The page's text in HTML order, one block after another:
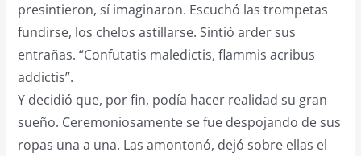
presintieron, sí imaginaron. Escuchó las trompetas
fundirse, los chelos astillarse. Sintió arder sus
entrañas. “Confutatis maledictis, flammis acribus
addictis”.
Y decidió que, por fin, podía hacer realidad su gran
sueño. Ceremoniosamente se fue despojando de sus
ropas una a una. Las amontonó, dejó sobre ellas el